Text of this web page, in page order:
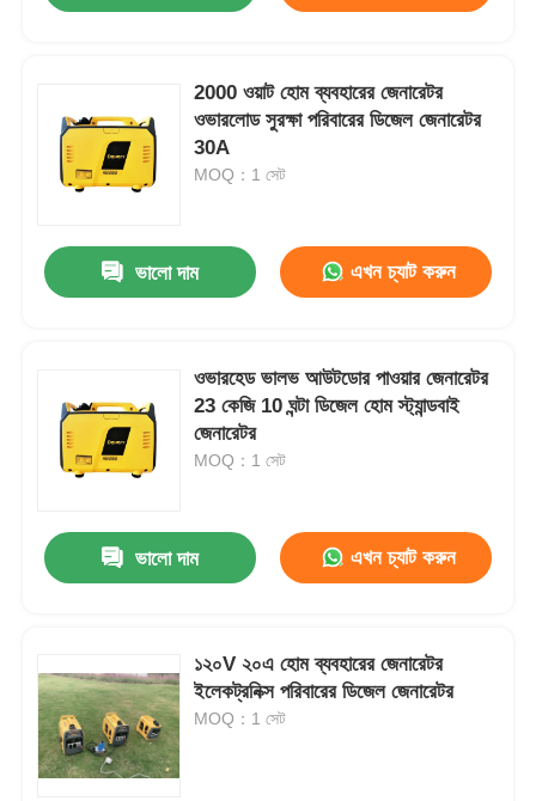
2000 ওয়াট হোম ব্যবহারের জেনারেটর
ওভারলোড সুরক্ষা পরিবারের ডিজেল জেনারেটর
30A
MOQ：1 সেট
ভালো দাম এখন চ্যাট করুন
ওভারহেড ভালভ আউটডোর পাওয়ার জেনারেটর
23 কেজি 10 ঘন্টা ডিজেল হোম স্ট্যান্ডবাই
জেনারেটর
MOQ：1 সেট
ভালো দাম এখন চ্যাট করুন
১২০V ২০এ হোম ব্যবহারের জেনারেটর
ইলেকট্রনিক্স পরিবারের ডিজেল জেনারেটর
MOQ：1 সেট